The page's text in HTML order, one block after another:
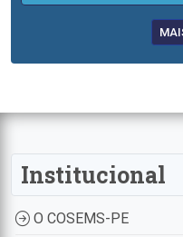
Institucional
O COSEMS-PE